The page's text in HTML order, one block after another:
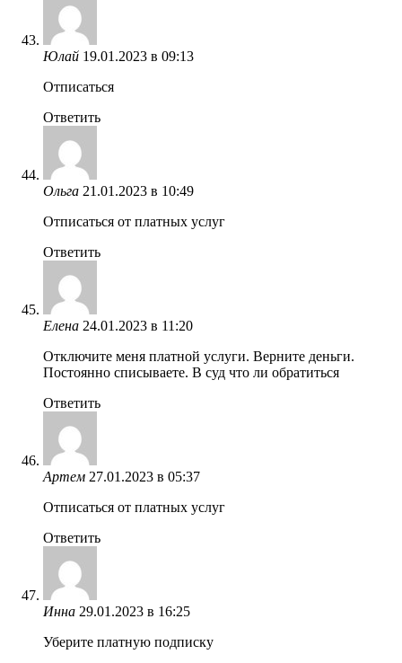
Юлай 19.01.2023 в 09:13
Отписаться
Ответить
Ольга 21.01.2023 в 10:49
Отписаться от платных услуг
Ответить
Елена 24.01.2023 в 11:20
Отключите меня платной услуги. Верните деньги.
Постоянно списываете. В суд что ли обратиться
Ответить
Артем 27.01.2023 в 05:37
Отписаться от платных услуг
Ответить
Инна 29.01.2023 в 16:25
Уберите платную подписку